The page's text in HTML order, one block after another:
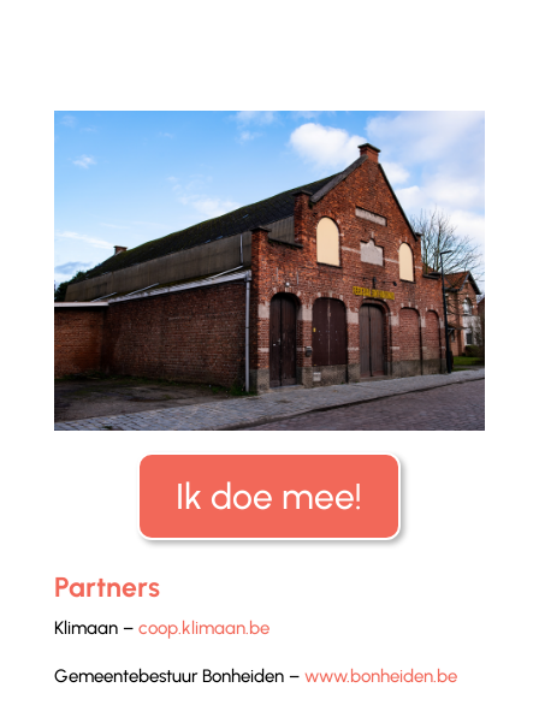
Ik doe mee!
Partners
Klimaan – coop.klimaan.be
Gemeentebestuur Bonheiden – www.bonheiden.be